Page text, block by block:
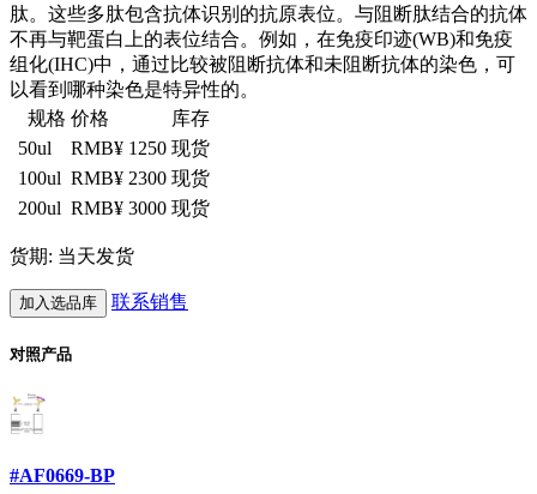
肽。这些多肽包含抗体识别的抗原表位。与阻断肽结合的抗体
不再与靶蛋白上的表位结合。例如，在免疫印迹(WB)和免疫
组化(IHC)中，通过比较被阻断抗体和未阻断抗体的染色，可
以看到哪种染色是特异性的。
规格 价格
库存
50ul
RMB¥ 1250 现货
100ul RMB¥ 2300 现货
200ul RMB¥ 3000 现货
货期: 当天发货
加入选品库 联系销售
对照产品
#AF0669-BP